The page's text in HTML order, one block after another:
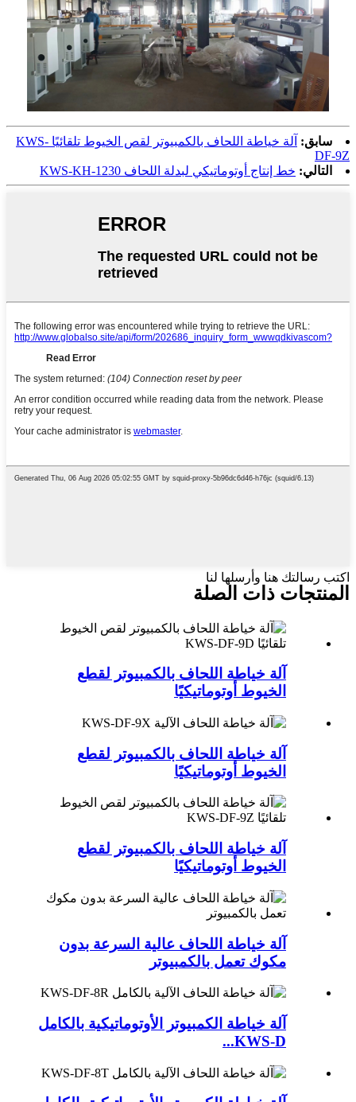
سابق:
آلة خياطة اللحاف بالكمبيوتر لقص الخيوط تلقائيًا KWS-
DF-9Z
التالي: خط إنتاج أوتوماتيكي لبدلة اللحاف KWS-KH-1230
اكتب رسالتك هنا وأرسلها لنا
المنتجات ذات الصلة
آلة خياطة اللحاف بالكمبيوتر لقطع
الخيوط أوتوماتيكيًا
آلة خياطة اللحاف بالكمبيوتر لقطع
الخيوط أوتوماتيكيًا
آلة خياطة اللحاف بالكمبيوتر لقطع
الخيوط أوتوماتيكيًا
آلة خياطة اللحاف عالية السرعة بدون
مكوك تعمل بالكمبيوتر
آلة خياطة الكمبيوتر الأوتوماتيكية بالكامل
KWS-D...